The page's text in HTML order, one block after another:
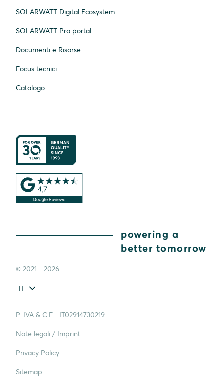
SOLARWATT Digital Ecosystem
SOLARWATT Pro portal
Documenti e Risorse
Focus tecnici
Catalogo
powering a
better tomorrow
© 2021 - 2026
IT
P. IVA & C.F. : IT02914730219
Note legali / Imprint
Privacy Policy
Sitemap